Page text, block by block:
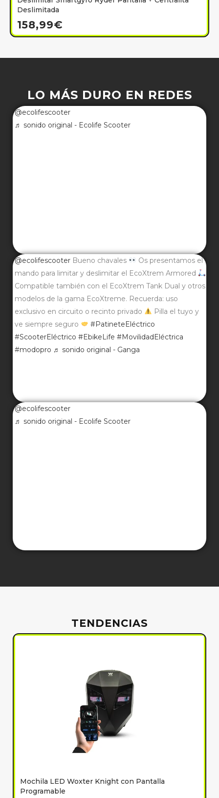
Deslimitada
158,99€
LO MÁS DURO EN REDES
@ecolifescooter
♬ sonido original - Ecolife Scooter
@ecolifescooter Bueno chavales
Os presentamos el
mando para limitar y deslimitar el EcoXtrem Armored
Compatible también con el EcoXtrem Tank Dual y otros
modelos de la gama EcoXtreme. Recuerda: uso
exclusivo en circuito o recinto privado
Pilla el tuyo y
ve siempre seguro
#PatineteEléctrico
#ScooterEléctrico #EbikeLife #MovilidadEléctrica
#modopro ♬ sonido original - Ganga
@ecolifescooter
♬ sonido original - Ecolife Scooter
TENDENCIAS
Mochila LED Woxter Knight con Pantalla
Programable